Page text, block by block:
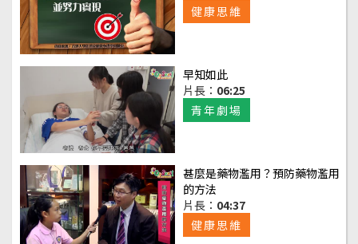
健康思維
早知如此
片長： 06:25
青年劇場
甚麼是藥物濫用？預防藥物濫用
的方法
片長： 04:37
健康思維